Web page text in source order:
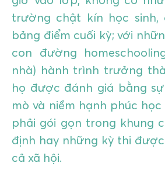
trường chật kín học sinh,
bảng điểm cuối kỳ; với
con đường
nhà) hành trình trưởng
họ được đánh giá bằng
mò và niềm hạnh phúc
phải gói gọn trong khung
định hay những kỳ thi
cả xã hội.